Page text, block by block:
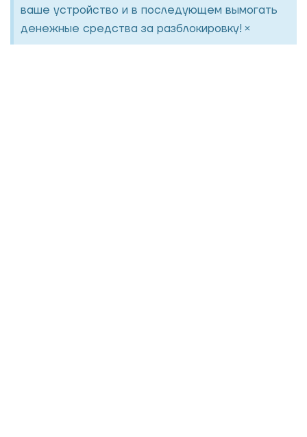
ваше устройство и в последующем вымогать
денежные средства за разблокировку! ×